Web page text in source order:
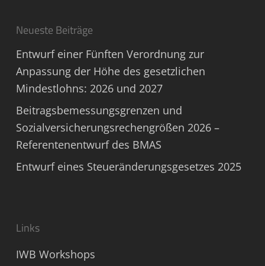
Neueste Beiträge
Entwurf einer Fünften Verordnung zur
Anpassung der Höhe des gesetzlichen
Mindestlohns: 2026 und 2027
Beitragsbemessungsgrenzen und
Sozialversicherungsrechengrößen 2026 –
Referentenentwurf des BMAS
Entwurf eines Steueränderungsgesetzes 2025
Links
IWB Workshops